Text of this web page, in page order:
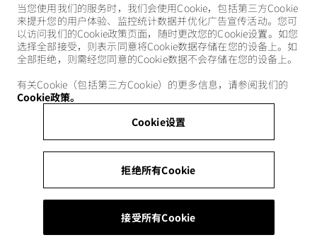
当您使用我们的服务时，我们会使用Cookie，包括第三方Cookie
来提升您的用户体验、监控统计数据并优化广告宣传活动。您可
以访问我们的Cookie政策页面，随时更改您的Cookie设置。如您
选择全部接受，则表示同意将Cookie数据存储在您的设备上。如
全部拒绝，则需经您同意的Cookie数据不会存储在您的设备上。
有关Cookie（包括第三方Cookie）的更多信息，请参阅我们的
Cookie政策。
Cookie设置
拒绝所有Cookie
接受所有Cookie